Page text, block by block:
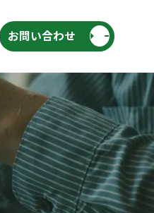
お問い合わせ